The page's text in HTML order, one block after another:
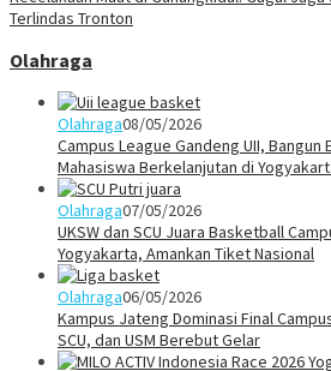
Terlindas Tronton
Olahraga
Olahraga08/05/2026
Campus League Gandeng UII,
Mahasiswa Berkelanjutan di
Olahraga07/05/2026
UKSW dan SCU Juara Basketball
Yogyakarta, Amankan Tiket Nasional
Olahraga06/05/2026
Kampus Jateng Dominasi Final
SCU, dan USM Berebut Gelar